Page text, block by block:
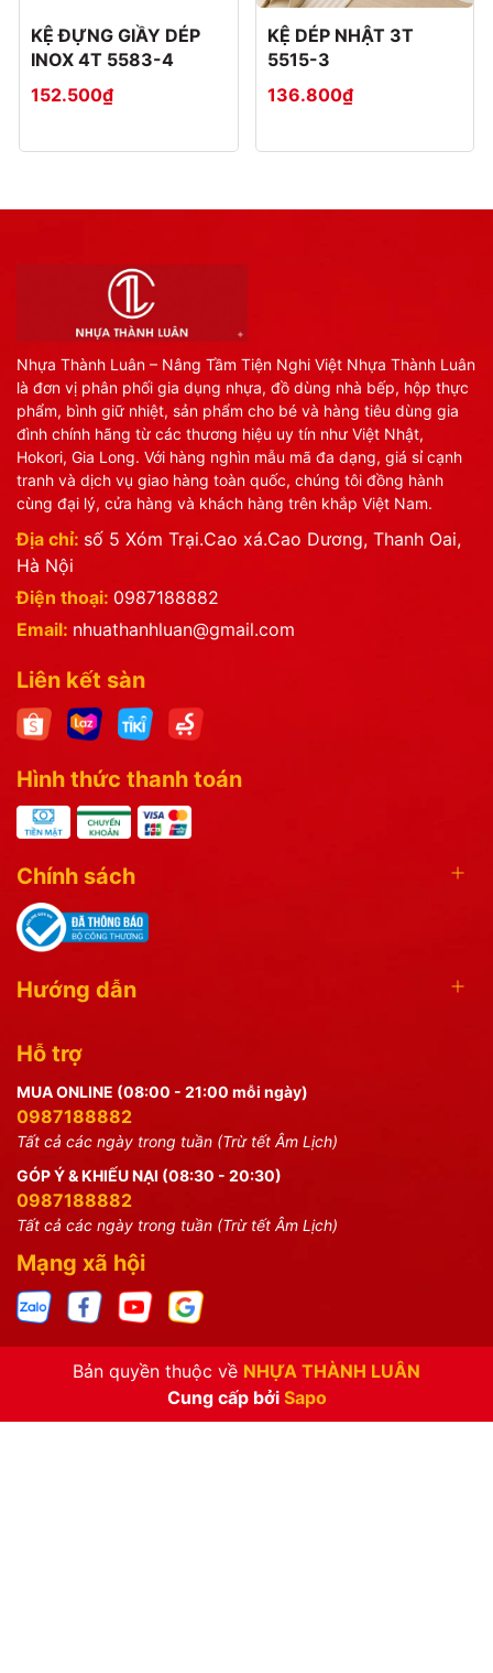
KỆ ĐỰNG GIẦY DÉP
INOX 4T 5583-4
152.500₫
KỆ DÉP NHẬT 3T
5515-3
136.800₫
Nhựa Thành Luân – Nâng Tầm Tiện Nghi Việt Nhựa Thành Luân
là đơn vị phân phối gia dụng nhựa, đồ dùng nhà bếp, hộp thực
phẩm, bình giữ nhiệt, sản phẩm cho bé và hàng tiêu dùng gia
đình chính hãng từ các thương hiệu uy tín như Việt Nhật,
Hokori, Gia Long. Với hàng nghìn mẫu mã đa dạng, giá sỉ cạnh
tranh và dịch vụ giao hàng toàn quốc, chúng tôi đồng hành
cùng đại lý, cửa hàng và khách hàng trên khắp Việt Nam.
Địa chỉ: số 5 Xóm Trại.Cao xá.Cao Dương, Thanh Oai,
Hà Nội
Điện thoại: 0987188882
Email: nhuathanhluan@gmail.com
Liên kết sàn
Hình thức thanh toán
Chính sách
Hướng dẫn
Hỗ trợ
MUA ONLINE (08:00 - 21:00 mỗi ngày)
0987188882
Tất cả các ngày trong tuần (Trừ tết Âm Lịch)
GÓP Ý & KHIẾU NẠI (08:30 - 20:30)
0987188882
Tất cả các ngày trong tuần (Trừ tết Âm Lịch)
Mạng xã hội
Bản quyền thuộc về NHỰA THÀNH LUÂN
Cung cấp bởi Sapo